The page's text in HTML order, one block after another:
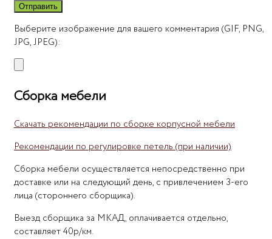
Выберите изображение для вашего комментария (GIF, PNG,
JPG, JPEG):
Сборка мебели
Скачать рекомендации по сборке корпусной мебели
Рекомендации по регулировке петель (при наличии)
Сборка мебели осуществляется непосредственно при
доставке или на следующий день, с привлечением 3-его
лица (стороннего сборщика).
Выезд сборщика за МКАД, оплачивается отдельно,
составляет 40р/км.